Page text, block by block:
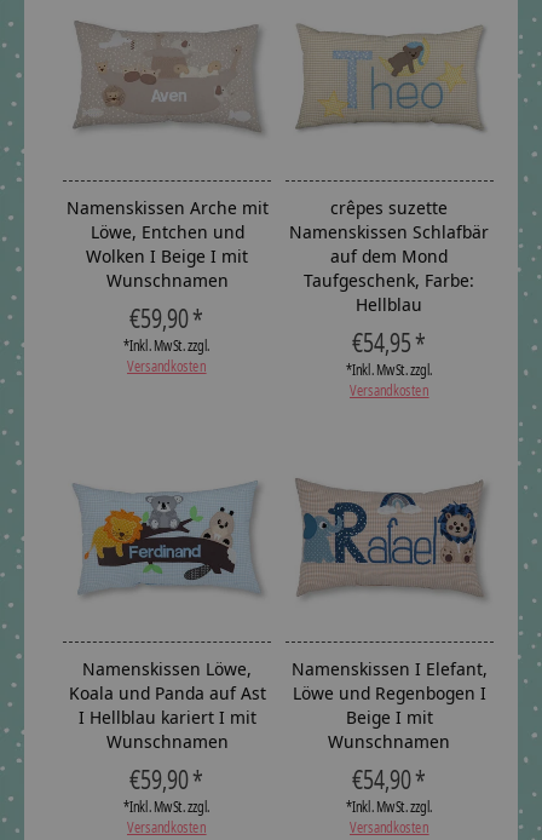
Namenskissen Arche mit
Löwe, Entchen und
Wolken I Beige I mit
Wunschnamen
€59,90 *
*Inkl. MwSt. zzgl.
Versandkosten
crêpes suzette
Namenskissen Schlafbär
auf dem Mond
Taufgeschenk, Farbe:
Hellblau
€54,95 *
*Inkl. MwSt. zzgl.
Versandkosten
Namenskissen Löwe,
Koala und Panda auf Ast
I Hellblau kariert I mit
Wunschnamen
€59,90 *
*Inkl. MwSt. zzgl.
Versandkosten
Namenskissen I Elefant,
Löwe und Regenbogen I
Beige I mit
Wunschnamen
€54,90 *
*Inkl. MwSt. zzgl.
Versandkosten